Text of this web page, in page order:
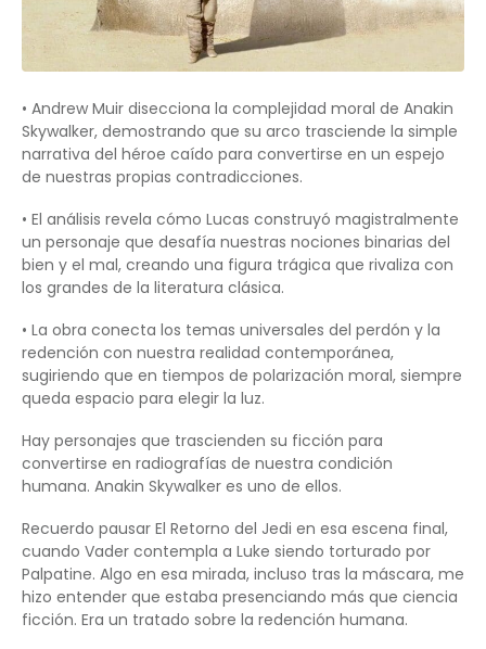
• Andrew Muir disecciona la complejidad moral de Anakin
Skywalker, demostrando que su arco trasciende la simple
narrativa del héroe caído para convertirse en un espejo
de nuestras propias contradicciones.
• El análisis revela cómo Lucas construyó magistralmente
un personaje que desafía nuestras nociones binarias del
bien y el mal, creando una figura trágica que rivaliza con
los grandes de la literatura clásica.
• La obra conecta los temas universales del perdón y la
redención con nuestra realidad contemporánea,
sugiriendo que en tiempos de polarización moral, siempre
queda espacio para elegir la luz.
Hay personajes que trascienden su ficción para
convertirse en radiografías de nuestra condición
humana. Anakin Skywalker es uno de ellos.
Recuerdo pausar El Retorno del Jedi en esa escena final,
cuando Vader contempla a Luke siendo torturado por
Palpatine. Algo en esa mirada, incluso tras la máscara, me
hizo entender que estaba presenciando más que ciencia
ficción. Era un tratado sobre la redención humana.